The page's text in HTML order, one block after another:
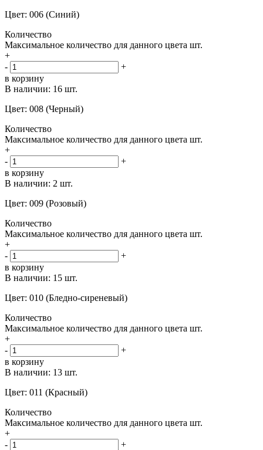
Цвет: 006 (Синий)
Количество
Максимальное количество для данного цвета шт.
+
-
+
в корзину
В наличии: 16 шт.
Цвет: 008 (Черный)
Количество
Максимальное количество для данного цвета шт.
+
-
+
в корзину
В наличии: 2 шт.
Цвет: 009 (Розовый)
Количество
Максимальное количество для данного цвета шт.
+
-
+
в корзину
В наличии: 15 шт.
Цвет: 010 (Бледно-сиреневый)
Количество
Максимальное количество для данного цвета шт.
+
-
+
в корзину
В наличии: 13 шт.
Цвет: 011 (Красный)
Количество
Максимальное количество для данного цвета шт.
+
-
+